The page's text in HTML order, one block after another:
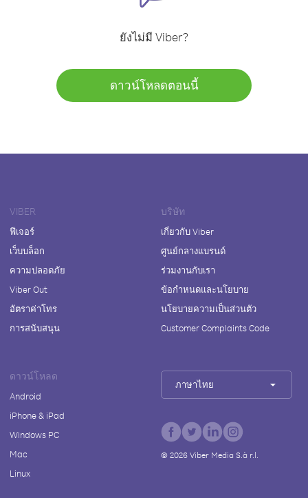
ยังไม่มี Viber?
ดาวน์โหลดตอนนี้
VIBER
ฟีเจอร์
เว็บบล็อก
ความปลอดภัย
Viber Out
อัตราค่าโทร
การสนับสนุน
บริษัท
เกี่ยวกับ Viber
ศูนย์กลางแบรนด์
ร่วมงานกับเรา
ข้อกำหนดและนโยบาย
นโยบายความเป็นส่วนตัว
Customer Complaints Code
ดาวน์โหลด
Android
iPhone & iPad
Windows PC
Mac
Linux
ภาษาไทย
© 2026Viber Media S.à r.l.